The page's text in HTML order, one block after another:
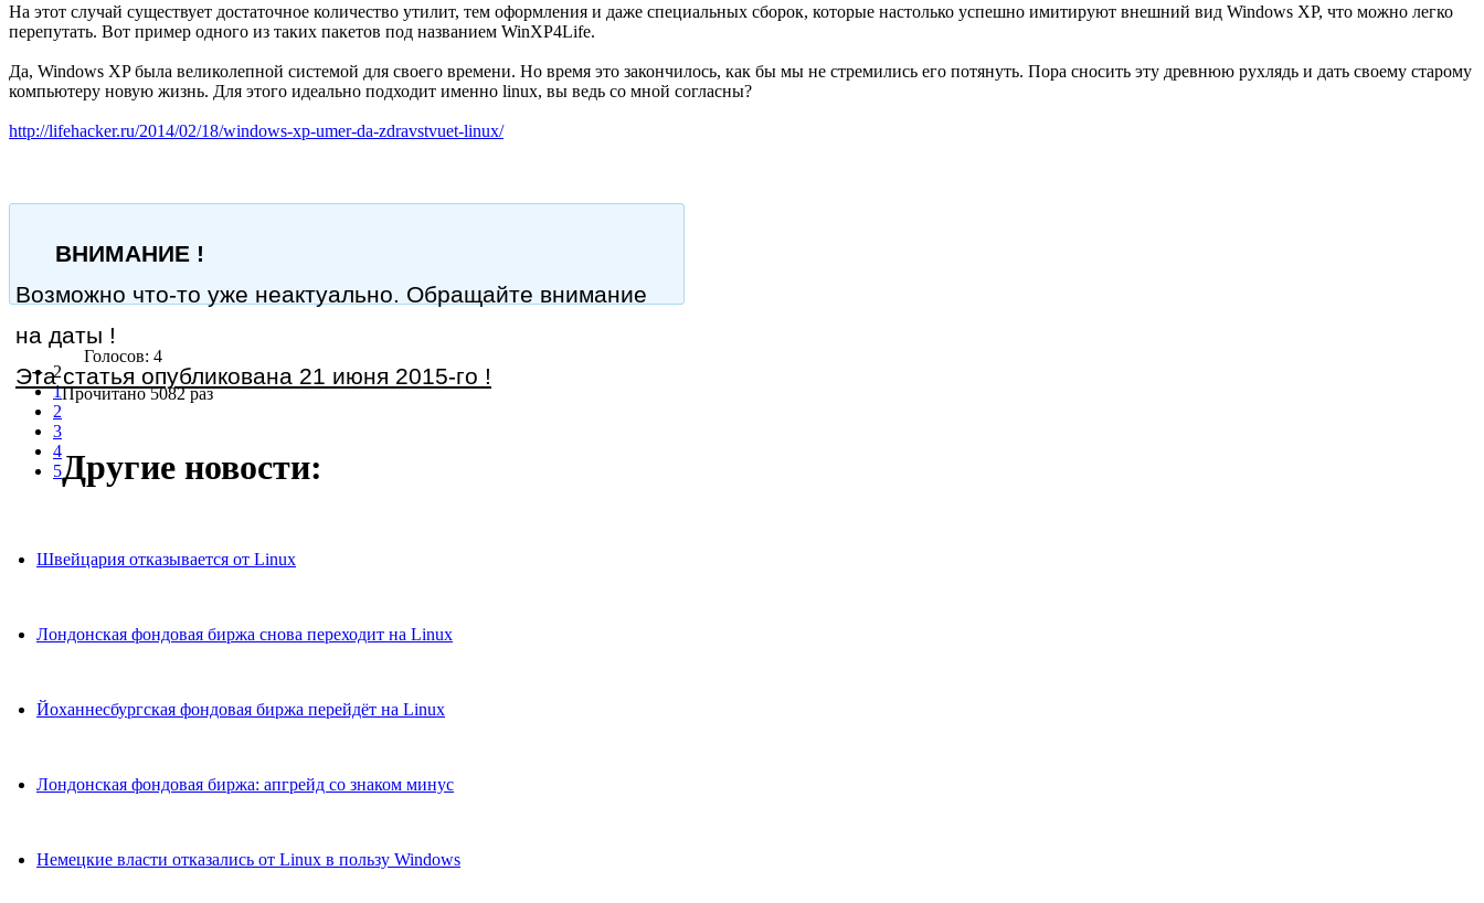
На этот случай существует достаточное количество утилит, тем оформления и даже специальных сборок, которые настолько успешно имитируют внешний вид Windows XP, что можно легко
перепутать. Вот пример одного из таких пакетов под названием WinXP4Life.
Да, Windows XP была великолепной системой для своего времени. Но время это закончилось, как бы мы не стремились его потянуть. Пора сносить эту древнюю рухлядь и дать своему старому
компьютеру новую жизнь. Для этого идеально подходит именно linux, вы ведь со мной согласны?
http://lifehacker.ru/2014/02/18/windows-xp-umer-da-zdravstvuet-linux/
ВНИМАНИЕ !
Возможно что-то уже неактуально. Обращайте внимание
на даты !
Эта статья опубликована 21 июня 2015-го !
2
1
2
3
4
5
Голосов: 4
Прочитано 5082 раз
Другие новости:
Швейцария отказывается от Linux
Лондонская фондовая биржа снова переходит на Linux
Йоханнесбургская фондовая биржа перейдёт на Linux
Лондонская фондовая биржа: апгрейд со знаком минус
Немецкие власти отказались от Linux в пользу Windows